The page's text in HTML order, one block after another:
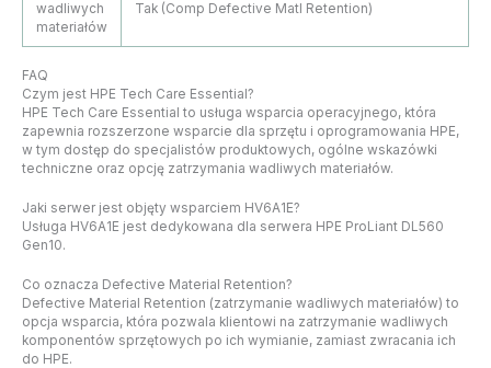
wadliwych
materiałów
Tak (Comp Defective Matl Retention)
FAQ
Czym jest HPE Tech Care Essential?
HPE Tech Care Essential to usługa wsparcia operacyjnego, która
zapewnia rozszerzone wsparcie dla sprzętu i oprogramowania HPE,
w tym dostęp do specjalistów produktowych, ogólne wskazówki
techniczne oraz opcję zatrzymania wadliwych materiałów.
Jaki serwer jest objęty wsparciem HV6A1E?
Usługa HV6A1E jest dedykowana dla serwera HPE ProLiant DL560
Gen10.
Co oznacza Defective Material Retention?
Defective Material Retention (zatrzymanie wadliwych materiałów) to
opcja wsparcia, która pozwala klientowi na zatrzymanie wadliwych
komponentów sprzętowych po ich wymianie, zamiast zwracania ich
do HPE.